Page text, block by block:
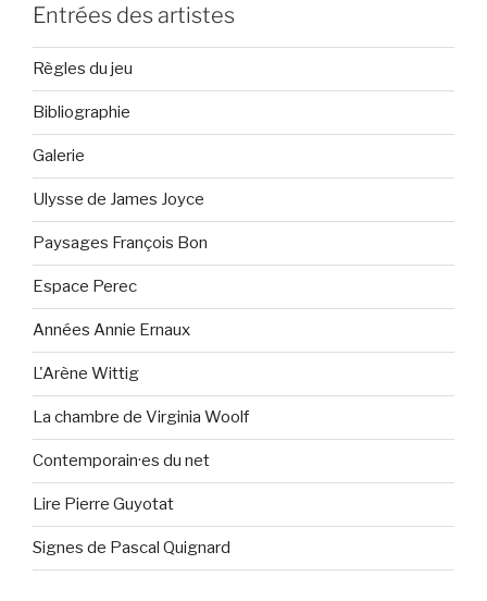
Entrées des artistes
Règles du jeu
Bibliographie
Galerie
Ulysse de James Joyce
Paysages François Bon
Espace Perec
Années Annie Ernaux
L'Arène Wittig
La chambre de Virginia Woolf
Contemporain·es du net
Lire Pierre Guyotat
Signes de Pascal Quignard